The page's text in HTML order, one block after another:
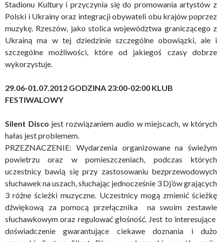
Stadionu Kultury i przyczynia się do promowania artystów z
Polski i Ukrainy oraz integracji obywateli obu krajów poprzez
muzykę. Rzeszów, jako stolica województwa graniczącego z
Ukrainą ma w tej dziedzinie szczególne obowiązki, ale i
szczególne możliwości, które od jakiegoś czasy dobrze
wykorzystuje.
29.06-01.07.2012 GODZINA 23:00-02:00 KLUB
FESTIWALOWY
Silent Disco jest rozwiązaniem audio w miejscach, w których
hałas jest problemem.
PRZEZNACZENIE: Wydarzenia organizowane na świeżym
powietrzu oraz w pomieszczeniach, podczas których
uczestnicy bawią się przy zastosowaniu bezprzewodowych
słuchawek na uszach, słuchając jednocześnie 3 Dj’ów grających
3 różne ścieżki muzyczne. Uczestnicy mogą zmienić ścieżkę
dźwiękową za pomocą przełącznika na swoim zestawie
słuchawkowym oraz regulować głośność. Jest to interesujące
doświadczenie gwarantujące ciekawe doznania i dużo